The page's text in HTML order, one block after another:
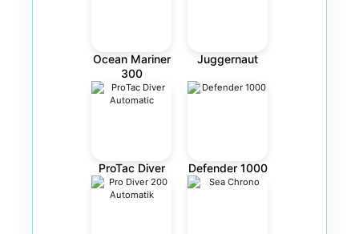
Ocean Mariner
300
Juggernaut
ProTac Diver Defender 1000